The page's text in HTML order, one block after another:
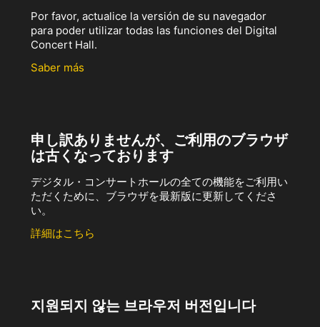
Por favor, actualice la versión de su navegador
para poder utilizar todas las funciones del Digital
Concert Hall.
Saber más
申し訳ありませんが、ご利用のブラウザ
は古くなっております
デジタル・コンサートホールの全ての機能をご利用い
ただくために、ブラウザを最新版に更新してくださ
い。
詳細はこちら
지원되지 않는 브라우저 버전입니다